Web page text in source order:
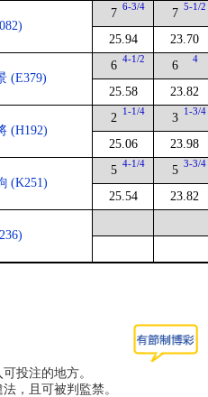
7 6-3/4
25.94
7 5-1/2
23.70
(E379)
6 4-1/2
25.58
6 4
23.82
(H192)
2 1-1/4
25.06
3 1-3/4
23.98
(K251)
5 4-1/4
25.54
5 3-3/4
23.82
投注的地方。
，且可被判監禁。